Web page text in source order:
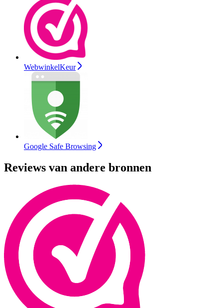
WebwinkelKeur
Google Safe Browsing
Reviews van andere bronnen